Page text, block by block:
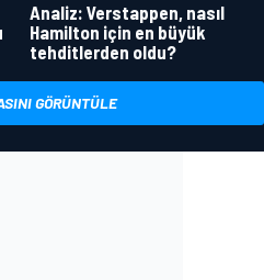
Analiz: Verstappen, nasıl
Hamilton için en büyük
tehditlerden oldu?
GÖRÜNTÜLE